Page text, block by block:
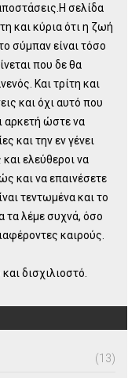
σελίδα
και κύρια ότι η ζωή
σύμπαν είναι τόσο
που δε θα
Και τρίτη και
και όχι αυτό που
αρκετή ώστε να
και την εν γένει
ελεύθεροι να
και να επαινέσετε
τεντωμένα και το
τα λέμε συχνά, όσο
καιρούς.
δισχιλιοστό.
(13)